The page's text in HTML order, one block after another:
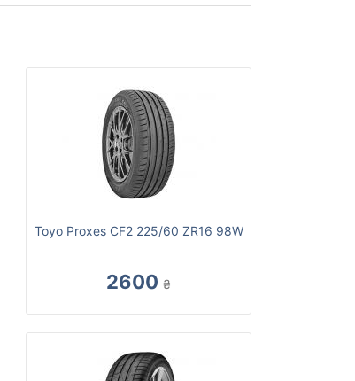
Toyo Proxes CF2 225/60 ZR16 98W
2600 ₴